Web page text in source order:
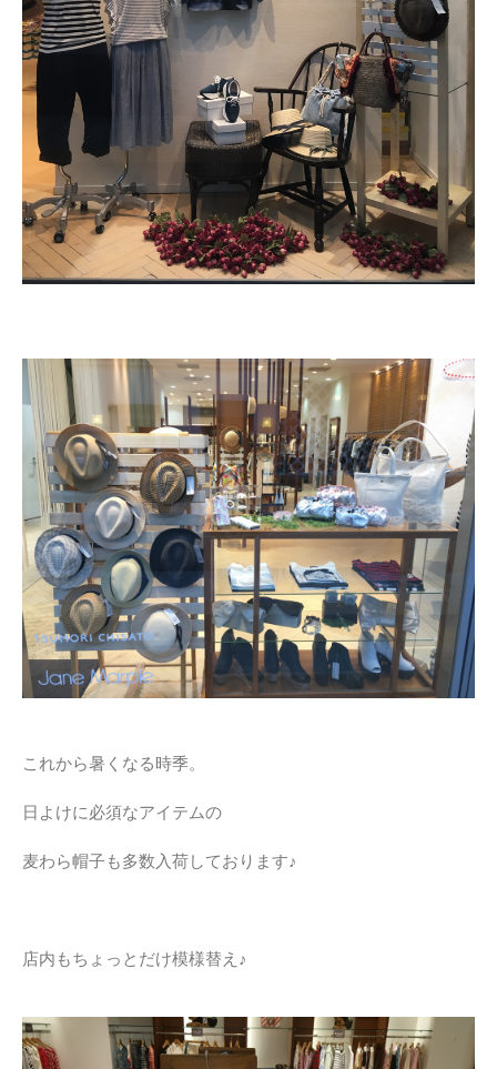
これから暑くなる時季。
日よけに必須なアイテムの
麦わら帽子も多数入荷しております♪
店内もちょっとだけ模様替え♪